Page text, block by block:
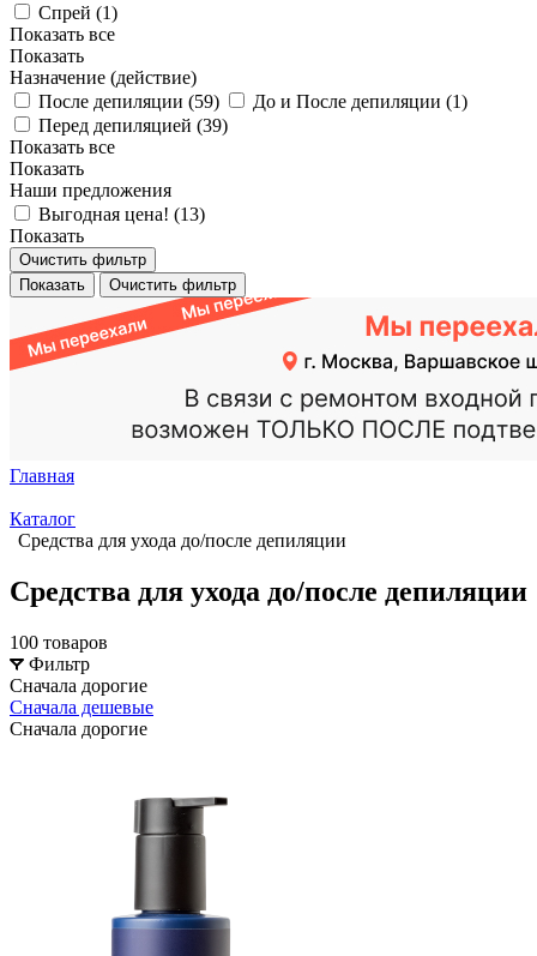
Спрей (1)
Показать все
Показать
Назначение (действие)
После депиляции (59) До и После депиляции (1)
Перед депиляцией (39)
Показать все
Показать
Наши предложения
Выгодная цена! (13)
Показать
Очистить фильтр
Показать
Очистить фильтр
Главная
Каталог
Средства для ухода до/после депиляции
Средства для ухода до/после депиляции
100 товаров
Фильтр
Сначала дорогие
Сначала дешевые
Сначала дорогие